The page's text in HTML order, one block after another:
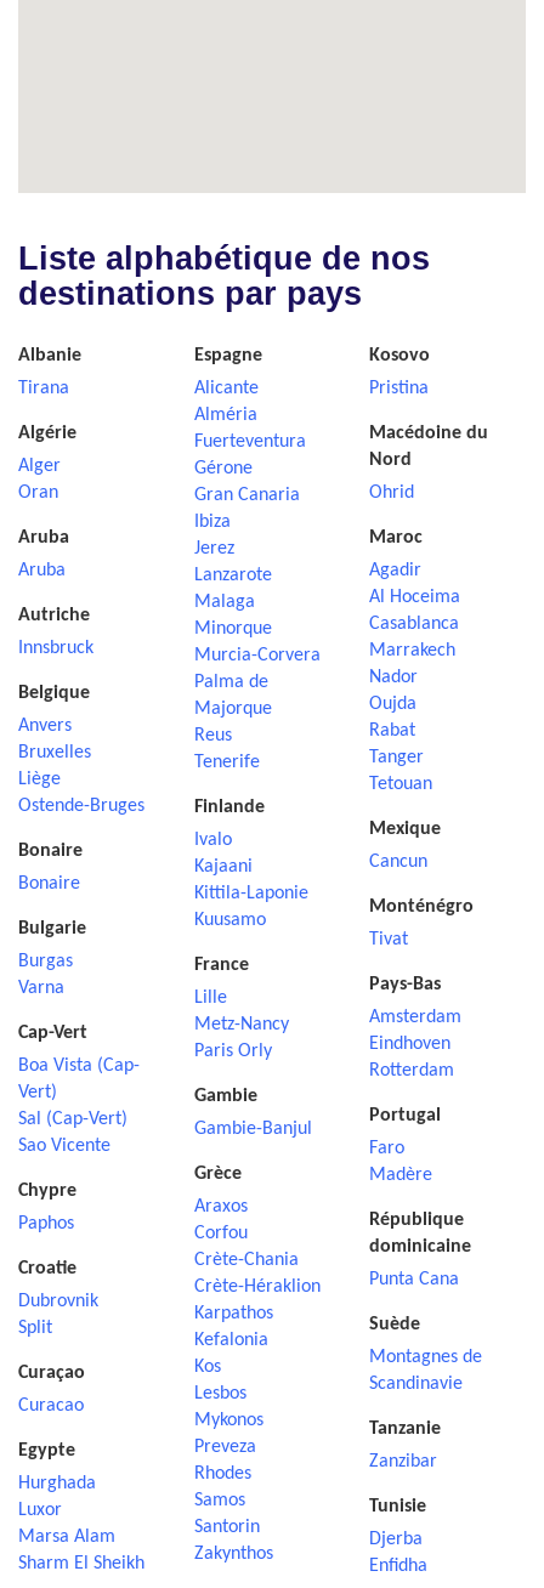
Liste alphabétique de nos
destinations par pays
Albanie
Tirana
Algérie
Alger
Oran
Aruba
Aruba
Autriche
Innsbruck
Belgique
Anvers
Bruxelles
Liège
Ostende-Bruges
Bonaire
Bonaire
Bulgarie
Burgas
Varna
Cap-Vert
Boa Vista (Cap-
Vert)
Sal (Cap-Vert)
Sao Vicente
Chypre
Paphos
Croatie
Dubrovnik
Split
Curaçao
Curacao
Egypte
Hurghada
Luxor
Marsa Alam
Sharm El Sheikh
Espagne
Alicante
Alméria
Fuerteventura
Gérone
Gran Canaria
Ibiza
Jerez
Lanzarote
Malaga
Minorque
Murcia-Corvera
Palma de
Majorque
Reus
Tenerife
Finlande
Ivalo
Kajaani
Kittila-Laponie
Kuusamo
France
Lille
Metz-Nancy
Paris Orly
Gambie
Gambie-Banjul
Grèce
Araxos
Corfou
Crète-Chania
Crète-Héraklion
Karpathos
Kefalonia
Kos
Lesbos
Mykonos
Preveza
Rhodes
Samos
Santorin
Zakynthos
Kosovo
Pristina
Macédoine du
Nord
Ohrid
Maroc
Agadir
Al Hoceima
Casablanca
Marrakech
Nador
Oujda
Rabat
Tanger
Tetouan
Mexique
Cancun
Monténégro
Tivat
Pays-Bas
Amsterdam
Eindhoven
Rotterdam
Portugal
Faro
Madère
République
dominicaine
Punta Cana
Suède
Montagnes de
Scandinavie
Tanzanie
Zanzibar
Tunisie
Djerba
Enfidha